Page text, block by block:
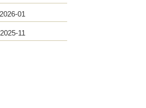
2026-01
2025-11